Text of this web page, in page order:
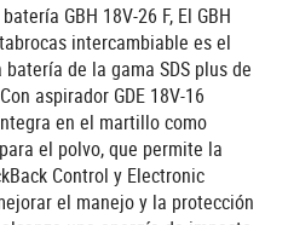
GBH 18V-26 F, El GBH
intercambiable es el
de la gama SDS plus de
aspirador GDE 18V-16
en el martillo como
el polvo, que permite la
Control y Electronic
el manejo y la protección